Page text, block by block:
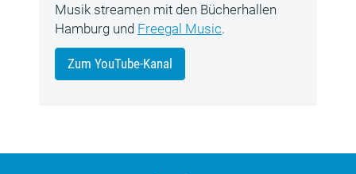
Musik streamen mit den Bücherhallen
Hamburg und Freegal Music.
Zum YouTube-Kanal